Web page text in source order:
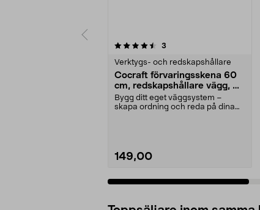
3
Verktygs- och redskapshållare
Cocraft förvaringsskena 60
cm, redskapshållare vägg, 2-
pack
Bygg ditt eget väggsystem –
skapa ordning och reda på dina
149,00
4.0av 5 stjärnor